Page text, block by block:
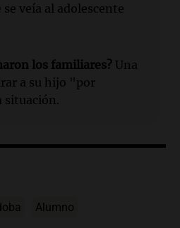
veía al adolescente
los familiares? Una
a su hijo "por
situación.
Alumno